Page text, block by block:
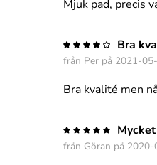
Mjuk pad, precis
Bra
från Per på 2021-
Bra kvalité men
från Göran på